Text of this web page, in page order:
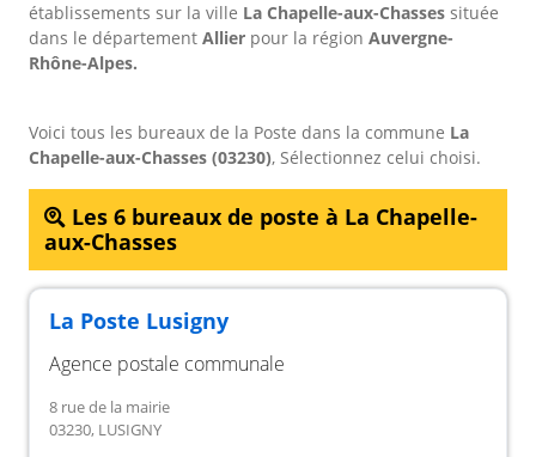
établissements sur la ville La Chapelle-aux-Chasses située
dans le département Allier pour la région Auvergne-
Rhône-Alpes.
Voici tous les bureaux de la Poste dans la commune La
Chapelle-aux-Chasses (03230), Sélectionnez celui choisi.
Les 6 bureaux de poste à La Chapelle-
aux-Chasses
La Poste Lusigny
Agence postale communale
8 rue de la mairie
03230, LUSIGNY